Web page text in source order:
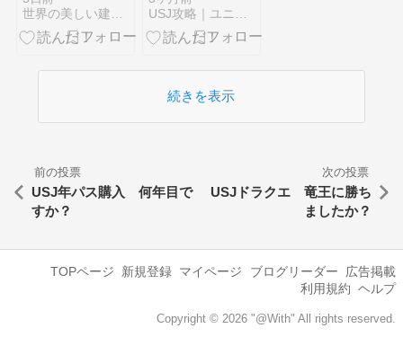
フィレンツェ
トリートのエ
リアが閉鎖。
クションが終
了。子供とた
くさんの思い
出が詰まった
続きを表示
前の投票
USJ年パス購入 何年目で
すか？
次の投票
USJドラクエ 竜王に勝ち
ましたか？
TOPページ 新規登録 マイページ ブログリーダー
広告掲載
利用規約 ヘルプ
Copyright © 2026 "@With" All rights reserved.